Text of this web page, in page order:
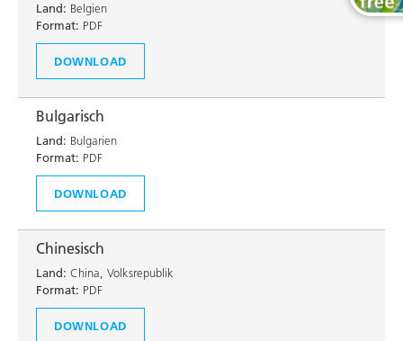
Land: Belgien
Format: PDF
DOWNLOAD
Bulgarisch
Land: Bulgarien
Format: PDF
DOWNLOAD
Chinesisch
Land: China, Volksrepublik
Format: PDF
DOWNLOAD